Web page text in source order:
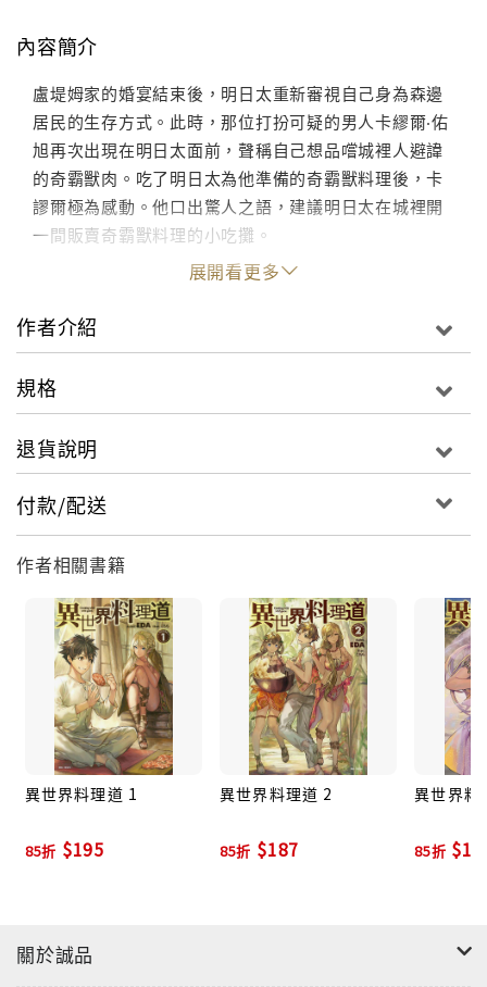
內容簡介
盧堤姆家的婚宴結束後，明日太重新審視自己身為森邊
居民的生存方式。此時，那位打扮可疑的男人卡繆爾‧佑
旭再次出現在明日太面前，聲稱自己想品嚐城裡人避諱
的奇霸獸肉。吃了明日太為他準備的奇霸獸料理後，卡
謬爾極為感動。他口出驚人之語，建議明日太在城裡開
一間販賣奇霸獸料理的小吃攤。
展開看更多
作者介紹
規格
退貨說明
付款/配送
作者相關書籍
異世界料理道 1
85折 $195
異世界料理道 2
85折 $187
異世界料
85折
關於誠品